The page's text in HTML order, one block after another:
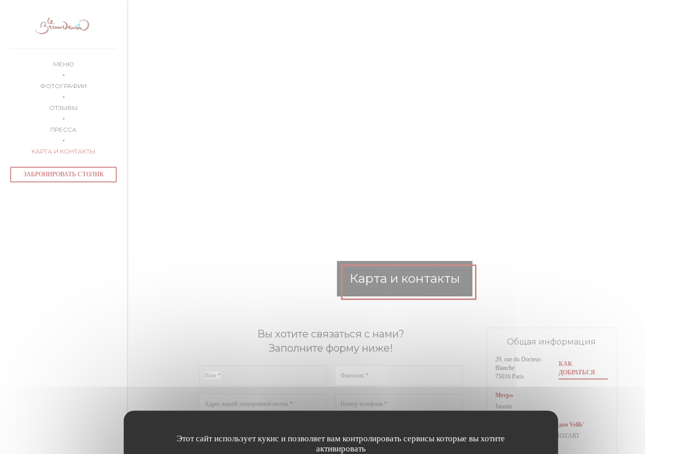
Этот сайт использует кукис и позволяет вам контролировать сервисы которые вы хотите
активировать
МЕНЮ
ФОТОГРАФИИ
ОТЗЫВЫ
ПРЕССА
КАРТА И КОНТАКТЫ
ЗАБРОНИРОВАТЬ СТОЛИК
Карта и контакты
Вы хотите связаться с нами?
Заполните форму ниже!
Общая информация
29, rue du Docteur-
Blanche
75016 Paris((открывается в новом окне))
КАК
ДОБРАТЬСЯ
Метро
Jasmin
Сеть проката велосипедов Velib'
Station n° 16027 79 AV MOZART